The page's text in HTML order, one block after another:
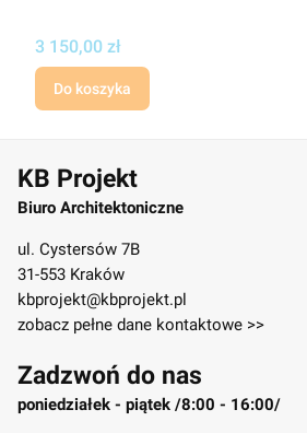
Cena projektu
3 150,00 zł
Do koszyka
KB Projekt
Biuro Architektoniczne
ul. Cystersów 7B
31-553 Kraków
kbprojekt@kbprojekt.pl
zobacz pełne dane kontaktowe >>
Zadzwoń do nas
poniedziałek - piątek /8:00 - 16:00/